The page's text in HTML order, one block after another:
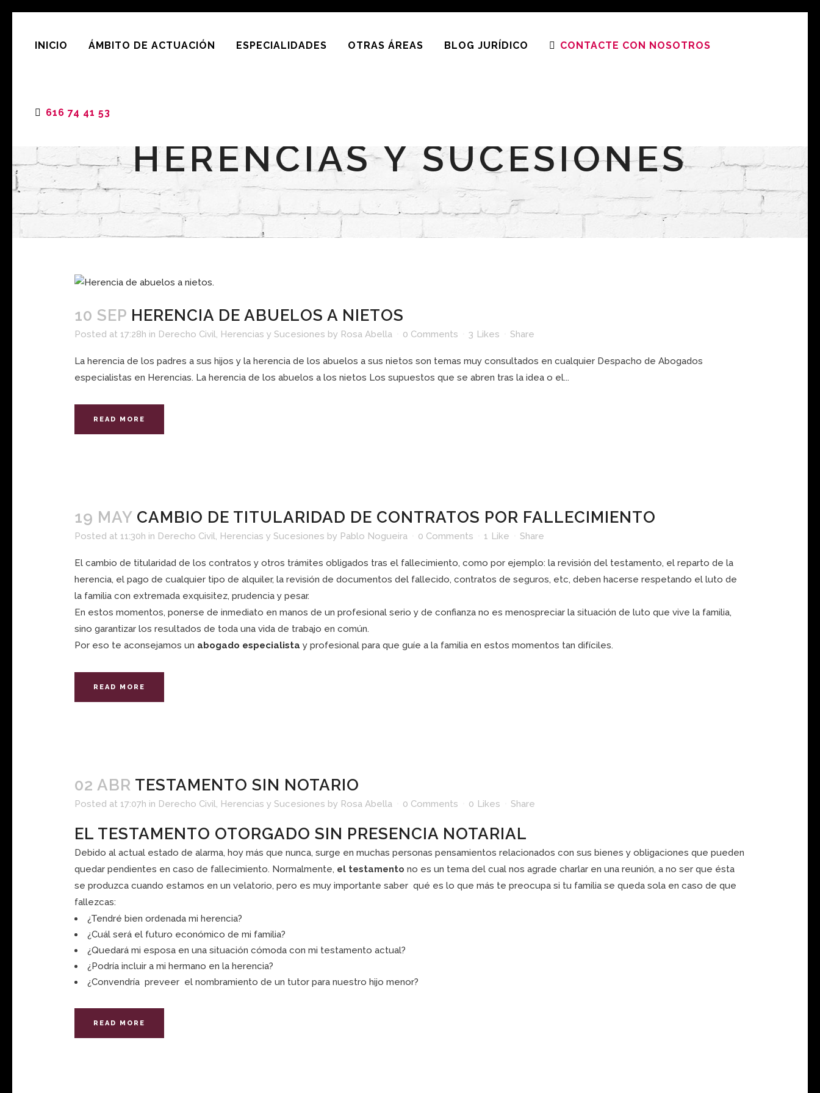
INICIO ÁMBITO DE ACTUACIÓN ESPECIALIDADES OTRAS ÁREAS BLOG JURÍDICO CONTACTE CON NOSOTROS
616 74 41 53
HERENCIAS Y SUCESIONES
10 SEP HERENCIA DE ABUELOS A NIETOS
Posted at 17:28h in Derecho Civil Herencias y Sucesiones by Rosa Abella 0 Comments 3 Likes Share
La herencia de los padres a sus hijos y la herencia de los abuelos a sus nietos son temas muy consultados en cualquier Despacho de Abogados
especialistas en Herencias. La herencia de los abuelos a los nietos Los supuestos que se abren tras la idea o el...
READ MORE
19 MAY CAMBIO DE TITULARIDAD DE CONTRATOS POR FALLECIMIENTO
Posted at 11:30h in Derecho Civil Herencias y Sucesiones by Pablo Nogueira 0 Comments 1 Like Share
El cambio de titularidad de los contratos y otros trámites obligados tras el fallecimiento, como por ejemplo: la revisión del testamento, el reparto de la
herencia, el pago de cualquier tipo de alquiler, la revisión de documentos del fallecido, contratos de seguros, etc, deben hacerse respetando el luto de
la familia con extremada exquisitez, prudencia y pesar.
En estos momentos, ponerse de inmediato en manos de un profesional serio y de confianza no es menospreciar la situación de luto que vive la familia,
sino garantizar los resultados de toda una vida de trabajo en común.
Por eso te aconsejamos un abogado especialista y profesional para que guíe a la familia en estos momentos tan difíciles.
READ MORE
02 ABR TESTAMENTO SIN NOTARIO
Posted at 17:07h in Derecho Civil Herencias y Sucesiones by Rosa Abella 0 Comments 0 Likes Share
EL TESTAMENTO OTORGADO SIN PRESENCIA NOTARIAL
Debido al actual estado de alarma, hoy más que nunca, surge en muchas personas pensamientos relacionados con sus bienes y obligaciones que pueden
quedar pendientes en caso de fallecimiento. Normalmente, el testamento no es un tema del cual nos agrade charlar en una reunión, a no ser que ésta
se produzca cuando estamos en un velatorio, pero es muy importante saber qué es lo que más te preocupa si tu familia se queda sola en caso de que
fallezcas:
¿Tendré bien ordenada mi herencia?
¿Cuál será el futuro económico de mi familia?
¿Quedará mi esposa en una situación cómoda con mi testamento actual?
¿Podría incluir a mi hermano en la herencia?
¿Convendría preveer el nombramiento de un tutor para nuestro hijo menor?
READ MORE